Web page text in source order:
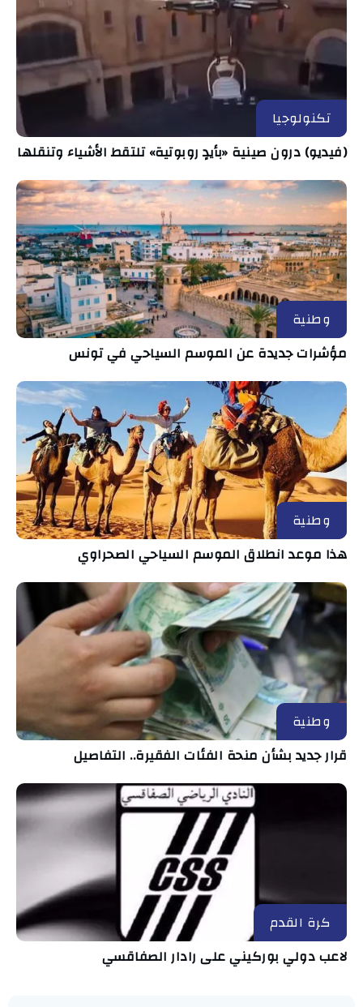
تكنولوجيا
(فيديو) درون صينية «بأيدٍ روبوتية» تلتقط الأشياء وتنقلها
وطنية
مؤشرات جديدة عن الموسم السياحي في تونس
وطنية
هذا موعد انطلاق الموسم السياحي الصحراوي
وطنية
قرار جديد بشأن منحة الفئات الفقيرة.. التفاصيل
كرة القدم
لاعب دولي بوركيني على رادار الصفاقسي